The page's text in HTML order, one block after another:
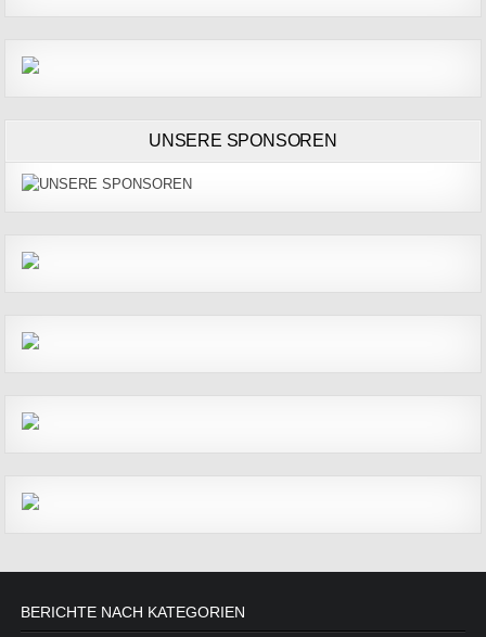
UNSERE SPONSOREN
BERICHTE NACH KATEGORIEN